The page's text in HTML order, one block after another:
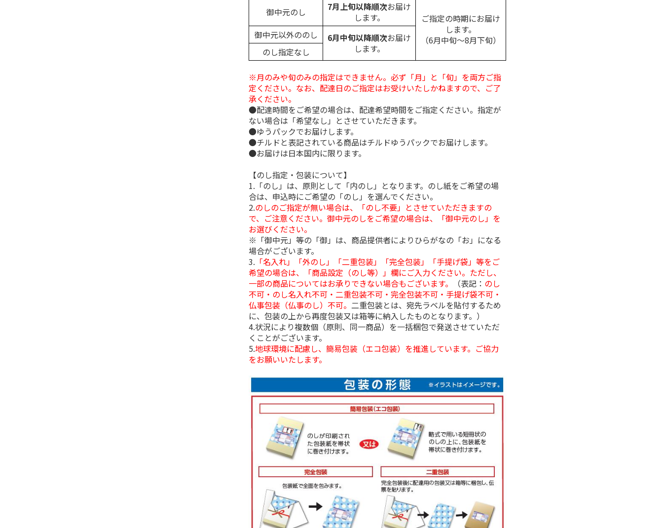
御中元のし
7月上旬以降順次お届け
します。
ご指定の時期にお届け
します。
（6月中旬～8月下旬）
御中元以外ののし 6月中旬以降順次お届け
します。
のし指定なし
※月のみや旬のみの指定はできません。必ず「月」と「旬」を両方ご指
定ください。なお、配達日のご指定はお受けいたしかねますので、ご了
承ください。
●配達時間をご希望の場合は、配達希望時間をご指定ください。指定が
ない場合は「希望なし」とさせていただきます。
●ゆうパックでお届けします。
●チルドと表記されている商品はチルドゆうパックでお届けします。
●お届けは日本国内に限ります。
【のし指定・包装について】
1.「のし」は、原則として「内のし」となります。のし紙をご希望の場
合は、申込時にご希望の「のし」を選んでください。
2.のしのご指定が無い場合は、「のし不要」とさせていただきますの
で、ご注意ください。御中元のしをご希望の場合は、「御中元のし」を
お選びください。
※「御中元」等の「御」は、商品提供者によりひらがなの「お」になる
場合がございます。
3. 「名入れ」「外のし」「二重包装」「完全包装」「手提げ袋」等をご
希望の場合は、「商品設定（のし等）」欄にご入力ください。ただし、
一部の商品についてはお承りできない場合もございます。
（表記： のし
不可・のし名入れ不可・二重包装不可・完全包装不可・手提げ袋不可・
仏事包装（仏事のし）不可。 二重包装とは、宛先ラベルを貼付するため
に、包装の上から再度包装又は箱等に納入したものとなります。）
4.状況により複数個（原則、同一商品）を一括梱包で発送させていただ
くことがございます。
5.地球環境に配慮し、簡易包装（エコ包装）を推進しています。ご協力
をお願いいたします。